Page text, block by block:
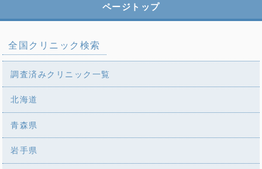
ページトップ
全国クリニック検索
調査済みクリニック一覧
北海道
青森県
岩手県